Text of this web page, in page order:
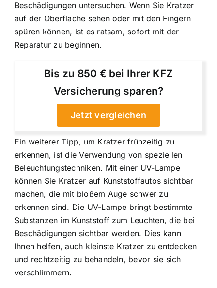
Beschädigungen untersuchen. Wenn Sie Kratzer
auf der Oberfläche sehen oder mit den Fingern
spüren können, ist es ratsam, sofort mit der
Reparatur zu beginnen.
Bis zu 850 € bei Ihrer KFZ
Versicherung sparen?
Jetzt vergleichen
Ein weiterer Tipp, um Kratzer frühzeitig zu
erkennen, ist die Verwendung von speziellen
Beleuchtungstechniken. Mit einer UV-Lampe
können Sie Kratzer auf Kunststoffautos sichtbar
machen, die mit bloßem Auge schwer zu
erkennen sind. Die UV-Lampe bringt bestimmte
Substanzen im Kunststoff zum Leuchten, die bei
Beschädigungen sichtbar werden. Dies kann
Ihnen helfen, auch kleinste Kratzer zu entdecken
und rechtzeitig zu behandeln, bevor sie sich
verschlimmern.